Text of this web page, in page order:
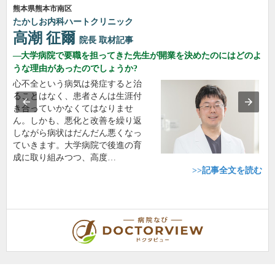
熊本県熊本市南区
たかしお内科ハートクリニック
高潮 征爾 院長 取材記事
大学病院で要職を担ってきた先生が開業を決めたのにはどのよ
うな理由があったのでしょうか?
心不全という病気は発症すると治
ることはなく、患者さんは生涯付
き合っていかなくてはなりませ
ん。しかも、悪化と改善を繰り返
しながら病状はだんだん悪くなっ
ていきます。大学病院で後進の育
成に取り組みつつ、高度…
>>記事全文を読む